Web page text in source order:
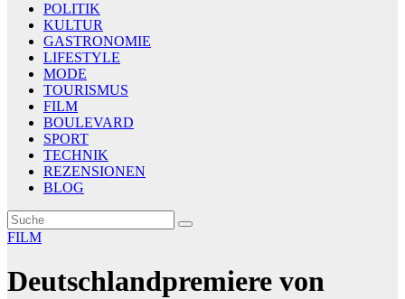
POLITIK
KULTUR
GASTRONOMIE
LIFESTYLE
MODE
TOURISMUS
FILM
BOULEVARD
SPORT
TECHNIK
REZENSIONEN
BLOG
FILM
Deutschlandpremiere von